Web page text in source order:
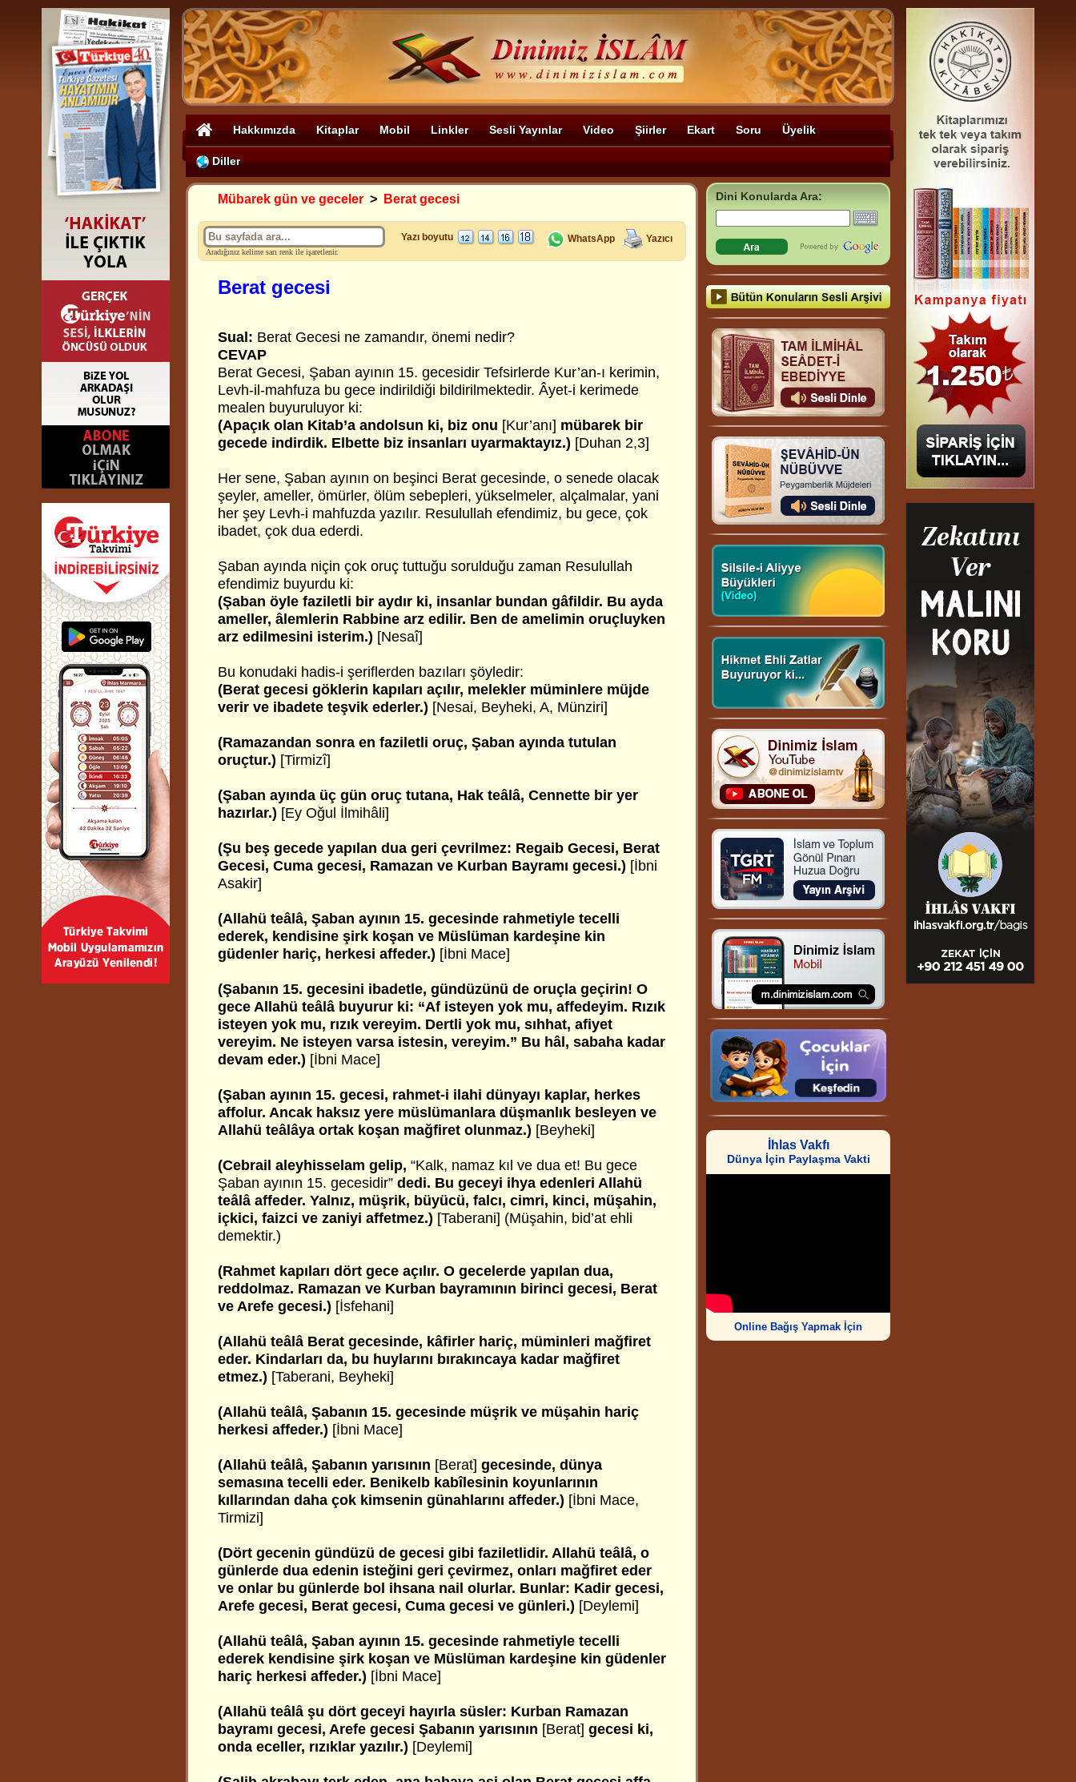
Hakkımızda Kitaplar Mobil Linkler Sesli Yayınlar Video Şiirler Ekart Soru Üyelik
Diller
Mübarek gün ve geceler > Berat gecesi
Aradığınız kelime sarı renk ile işaretlenir.
Yazı boyutu WhatsApp Yazıcı
Berat gecesi
Sual: Berat Gecesi ne zamandır, önemi nedir?
CEVAP
Berat Gecesi, Şaban ayının 15. gecesidir Tefsirlerde Kur’an-ı kerimin,
Levh-il-mahfuza bu gece indirildiği bildirilmektedir. Âyet-i kerimede
mealen buyuruluyor ki:
(Apaçık olan Kitab’a andolsun ki, biz onu [Kur’anı] mübarek bir
gecede indirdik. Elbette biz insanları uyarmaktayız.) [Duhan 2,3]
Her sene, Şaban ayının on beşinci Berat gecesinde, o senede olacak
şeyler, ameller, ömürler, ölüm sebepleri, yükselmeler, alçalmalar, yani
her şey Levh-i mahfuzda yazılır. Resulullah efendimiz, bu gece, çok
ibadet, çok dua ederdi.
Şaban ayında niçin çok oruç tuttuğu sorulduğu zaman Resulullah
efendimiz buyurdu ki:
(Şaban öyle faziletli bir aydır ki, insanlar bundan gâfildir. Bu ayda
ameller, âlemlerin Rabbine arz edilir. Ben de amelimin oruçluyken
arz edilmesini isterim.) [Nesaî]
Bu konudaki hadis-i şeriflerden bazıları şöyledir:
(Berat gecesi göklerin kapıları açılır, melekler müminlere müjde
verir ve ibadete teşvik ederler.) [Nesai, Beyheki, A, Münziri]
(Ramazandan sonra en faziletli oruç, Şaban ayında tutulan
oruçtur.) [Tirmizî]
(Şaban ayında üç gün oruç tutana, Hak teâlâ, Cennette bir yer
hazırlar.) [Ey Oğul İlmihâli]
(Şu beş gecede yapılan dua geri çevrilmez: Regaib Gecesi, Berat
Gecesi, Cuma gecesi, Ramazan ve Kurban Bayramı gecesi.) [İbni
Asakir]
(Allahü teâlâ, Şaban ayının 15. gecesinde rahmetiyle tecelli
ederek, kendisine şirk koşan ve Müslüman kardeşine kin
güdenler hariç, herkesi affeder.) [İbni Mace]
(Şabanın 15. gecesini ibadetle, gündüzünü de oruçla geçirin! O
gece Allahü teâlâ buyurur ki: “Af isteyen yok mu, affedeyim. Rızık
isteyen yok mu, rızık vereyim. Dertli yok mu, sıhhat, afiyet
vereyim. Ne isteyen varsa istesin, vereyim.” Bu hâl, sabaha kadar
devam eder.) [İbni Mace]
(Şaban ayının 15. gecesi, rahmet-i ilahi dünyayı kaplar, herkes
affolur. Ancak haksız yere müslümanlara düşmanlık besleyen ve
Allahü teâlâya ortak koşan mağfiret olunmaz.) [Beyheki]
(Cebrail aleyhisselam gelip, “Kalk, namaz kıl ve dua et! Bu gece
Şaban ayının 15. gecesidir” dedi. Bu geceyi ihya edenleri Allahü
teâlâ affeder. Yalnız, müşrik, büyücü, falcı, cimri, kinci, müşahin,
içkici, faizci ve zaniyi affetmez.) [Taberani] (Müşahin, bid’at ehli
demektir.)
(Rahmet kapıları dört gece açılır. O gecelerde yapılan dua,
reddolmaz. Ramazan ve Kurban bayramının birinci gecesi, Berat
ve Arefe gecesi.) [İsfehani]
(Allahü teâlâ Berat gecesinde, kâfirler hariç, müminleri mağfiret
eder. Kindarları da, bu huylarını bırakıncaya kadar mağfiret
etmez.) [Taberani, Beyheki]
(Allahü teâlâ, Şabanın 15. gecesinde müşrik ve müşahin hariç
herkesi affeder.) [İbni Mace]
(Allahü teâlâ, Şabanın yarısının [Berat] gecesinde, dünya
semasına tecelli eder. Benikelb kabîlesinin koyunlarının
kıllarından daha çok kimsenin günahlarını affeder.) [İbni Mace,
Tirmizi]
(Dört gecenin gündüzü de gecesi gibi faziletlidir. Allahü teâlâ, o
günlerde dua edenin isteğini geri çevirmez, onları mağfiret eder
ve onlar bu günlerde bol ihsana nail olurlar. Bunlar: Kadir gecesi,
Arefe gecesi, Berat gecesi, Cuma gecesi ve günleri.) [Deylemi]
(Allahü teâlâ, Şaban ayının 15. gecesinde rahmetiyle tecelli
ederek kendisine şirk koşan ve Müslüman kardeşine kin güdenler
hariç herkesi affeder.) [İbni Mace]
(Allahü teâlâ şu dört geceyi hayırla süsler: Kurban Ramazan
bayramı gecesi, Arefe gecesi Şabanın yarısının [Berat] gecesi ki,
onda eceller, rızıklar yazılır.) [Deylemi]
Dini Konularda Ara:
İhlas Vakfı
Dünya İçin Paylaşma Vakti
Online Bağış Yapmak İçin